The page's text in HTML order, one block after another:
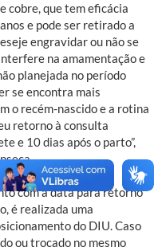
cobre, que tem eficácia
e pode ser retirado a
engravidar ou não se
na amamentação e
planejada no período
se encontra mais
o recém-nascido e a rotina
retorno à consulta
e 10 dias após o parto”,
sobre os
com a data para retorno
é realizada uma
do DIU. Caso
ou trocado no mesmo